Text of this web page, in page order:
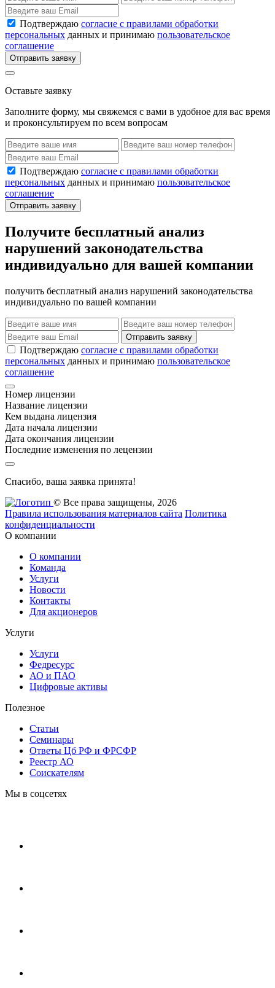
Подтверждаю согласие с правилами обработки
персональных данных и принимаю пользовательское
соглашение
Отправить заявку
Оставьте заявку
Заполните форму, мы свяжемся с вами в удобное для вас время
и проконсультируем по всем вопросам
Подтверждаю согласие с правилами обработки
персональных данных и принимаю пользовательское
соглашение
Отправить заявку
Получите бесплатный анализ
нарушений законодательства
индивидуально для вашей компании
получить бесплатный анализ нарушений законодательства
индивидуально по вашей компании
Отправить заявку
Подтверждаю согласие с правилами обработки
персональных данных и принимаю пользовательское
соглашение
Номер лицензии
Название лицензии
Кем выдана лицензия
Дата начала лицензии
Дата окончания лицензии
Последние изменения по лецензии
Спасибо, ваша заявка принята!
© Все права защищены, 2026
Правила использования материалов сайта Политика
конфиденциальности
О компании
О компании
Команда
Услуги
Новости
Контакты
Для акционеров
Услуги
Услуги
Федресурс
АО и ПАО
Цифровые активы
Полезное
Статьи
Cеминары
Ответы Цб РФ и ФРСФР
Реестр АО
Соискателям
Мы в соцсетях